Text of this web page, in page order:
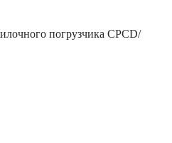
погрузчика CPCD/